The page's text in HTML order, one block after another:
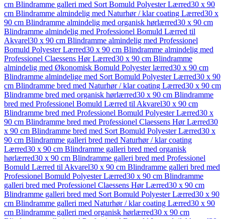
cm Blindramme galleri med Sort Bomuld Polyester Lærred30 x 90
cm Blindramme almindelig med Naturhør / klar coating Lærred30 x
90 cm Blindramme almindelig med organisk hørlærred30 x 90 cm
Blindramme almindelig med Professionel Bomuld Lærred til
Akvarel30 x 90 cm Blindramme almindelig med Professionel
Bomuld Polyester Lærred30 x 90 cm Blindramme almindelig med
Professionel Claessens Hør Lærred30 x 90 cm Blindramme
almindelig med Økonomisk Bomuld Polyester lærred30 x 90 cm
Blindramme almindelige med Sort Bomuld Polyester Lærred30 x 90
cm Blindramme bred med Naturhør / klar coating Lærred30 x 90 cm
Blindramme bred med organisk hørlærred30 x 90 cm Blindramme
bred med Professionel Bomuld Lærred til Akvarel30 x 90 cm
Blindramme bred med Professionel Bomuld Polyester Lærred30 x
90 cm Blindramme bred med Professionel Claessens Hør Lærred30
x 90 cm Blindramme bred med Sort Bomuld Polyester Lærred30 x
90 cm Blindramme galleri bred med Naturhør / klar coating
Lærred30 x 90 cm Blindramme galleri bred med organisk
hørlærred30 x 90 cm Blindramme galleri bred med Professionel
Bomuld Lærred til Akvarel30 x 90 cm Blindramme galleri bred med
Professionel Bomuld Polyester Lærred30 x 90 cm Blindramme
galleri bred med Professionel Claessens Hør Lærred30 x 90 cm
Blindramme galleri bred med Sort Bomuld Polyester Lærred30 x 90
cm Blindramme galleri med Naturhør / klar coating Lærred30 x 90
cm Blindramme galleri med organisk hørlærred30 x 90 cm